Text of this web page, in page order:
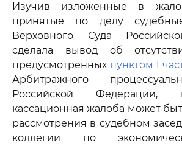
Изучив изложенные в
принятые по делу
Верховного Суда
сделала вывод об
предусмотренных пунктом 1
Арбитражного
Российской Федерации,
кассационная жалоба может
рассмотрения в судебном
коллегии по